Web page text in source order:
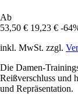
Ab
53,50 € 19,23 € -
inkl. MwSt. zzgl.
Die Damen-
Reißverschluss und
und Repräsentation.